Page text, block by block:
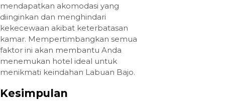
mendapatkan akomodasi yang
diinginkan dan menghindari
kekecewaan akibat keterbatasan
kamar. Mempertimbangkan semua
faktor ini akan membantu Anda
menemukan hotel ideal untuk
menikmati keindahan Labuan Bajo.
Kesimpulan